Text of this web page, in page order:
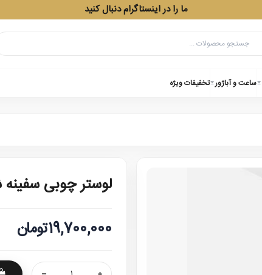
ما را در اینستاگرام دنبال کنید
ساعت و آباژور تخفیفات ویژه
لوستر چوبی
19,700,000تومان